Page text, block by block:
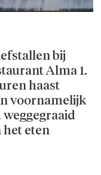
bij
Alma 1.
haast
voornamelijk
het eten